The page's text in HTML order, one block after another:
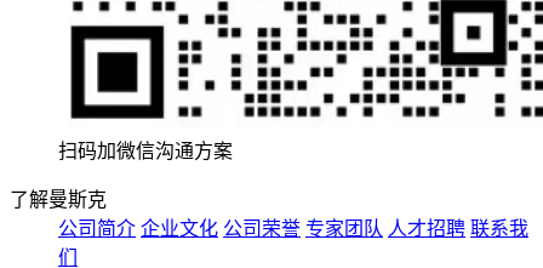
扫码加微信沟通方案
了解曼斯克
公司简介 企业文化 公司荣誉 专家团队 人才招聘 联系我
们